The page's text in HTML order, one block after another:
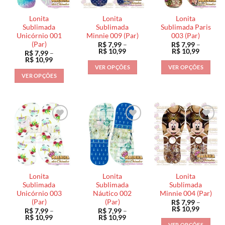
Lonita
Sublimada
Unicórnio 001
(Par)
R$7,99 –
R$ 10,99Faixa
preço:
R$ 7,99
através
VER OPÇÕES
tem
várias
variantes.
As
opções
podem
ser
escolhidas
na
página
do
Lonita
Sublimada
Minnie 009 (Par)
R$7,99 –
R$ 10,99Faixa
preço:
R$ 7,99
através
VER OPÇÕES
várias
variantes.
As
opções
podem
ser
escolhidas
na
página
do
produto
Lonita
Sublimada Paris
003 (Par)
R$7,99 –
R$ 10,99Faixa
preço:
R$ 7,99
através
VER OPÇÕES
várias
variantes.
As
opções
podem
ser
escolhidas
na
página
do
produto
Lonita
Sublimada
Unicórnio 003
(Par)
R$7,99 –
R$ 10,99Faixa
Lonita
Sublimada
Náutico 002
(Par)
R$7,99 –
R$ 10,99Faixa
Lonita
Sublimada
Minnie 004 (Par)
R$7,99 –
R$ 10,99Faixa
preço: